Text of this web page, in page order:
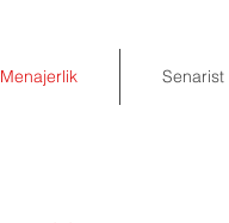
Menajerlik Senarist